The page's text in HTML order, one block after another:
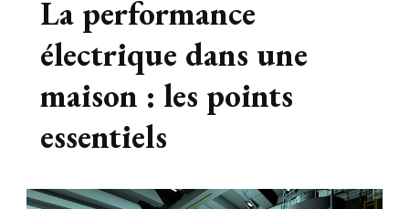
La performance
électrique dans une
maison : les points
essentiels